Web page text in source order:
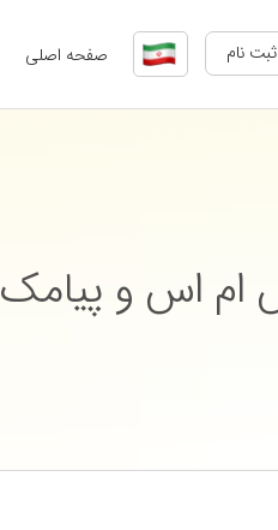
ثبت نام صفحه اصلی
ام اس و پیامک